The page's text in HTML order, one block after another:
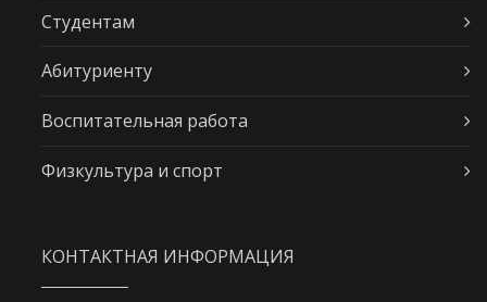
Студентам
Абитуриенту
Воспитательная работа
Физкультура и спорт
КОНТАКТНАЯ ИНФОРМАЦИЯ